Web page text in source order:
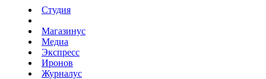
Студия
Магазинус
Медиа
Экспресс
Иронов
Журналус